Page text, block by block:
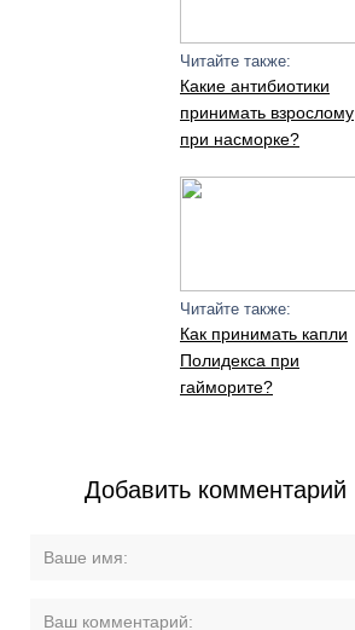
Читайте также:
Какие антибиотики
принимать взрослому
при насморке?
Читайте также:
Как принимать капли
Полидекса при
гайморите?
Добавить комментарий